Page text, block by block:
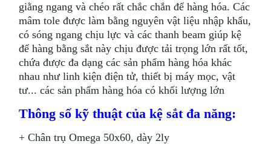
giằng ngang và chéo rất chắc chắn để hàng hóa. Các
mâm tole được làm bằng nguyên vật liệu nhập khẩu,
có sóng ngang chịu lực và các thanh beam giúp kệ
để hàng bằng sắt này chịu được tải trọng lớn rất tốt,
chứa được đa dạng các sản phẩm hàng hóa khác
nhau như linh kiện điện tử, thiết bị máy mọc, vật
tư... các sản phẩm hàng hóa có khối lượng lớn
Thông số kỹ thuật củakệ sắt đa năng:
+ Chân trụ Omega 50x60, dày 2ly